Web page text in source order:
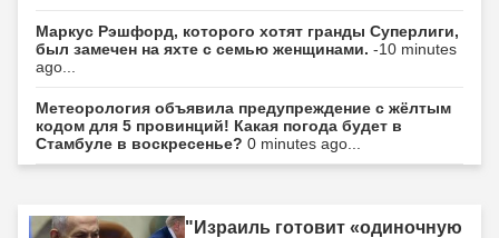
Маркус Рэшфорд, которого хотят гранды Суперлиги,
был замечен на яхте с семью женщинами. -10 minutes
ago...
Метеорология объявила предупреждение с жёлтым
кодом для 5 провинций! Какая погода будет в
Стамбуле в воскресенье? 0 minutes ago...
"Израиль готовит «одиночную